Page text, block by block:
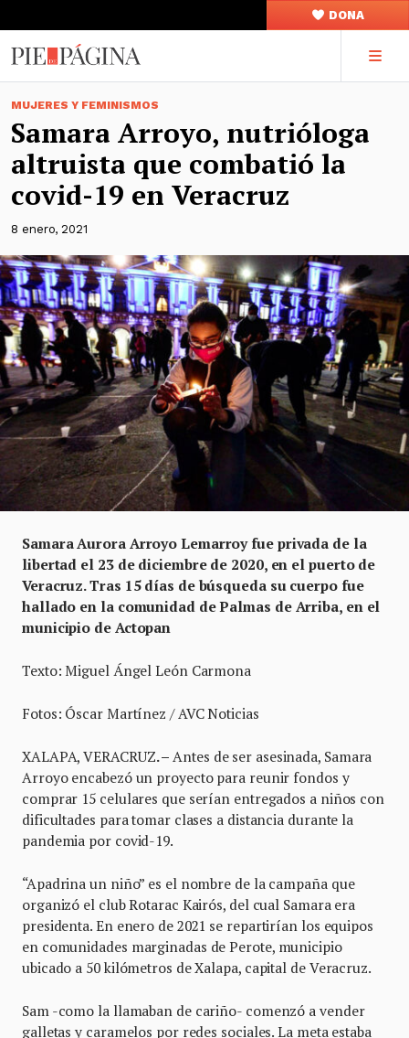
DONA
MUJERES Y FEMINISMOS
Samara Arroyo, nutrióloga
altruista que combatió la
covid-19 en Veracruz
8 enero, 2021
Samara Aurora Arroyo Lemarroy fue privada de la
libertad el 23 de diciembre de 2020, en el puerto de
Veracruz. Tras 15 días de búsqueda su cuerpo fue
hallado en la comunidad de Palmas de Arriba, en el
municipio de Actopan
Texto: Miguel Ángel León Carmona
Fotos: Óscar Martínez / AVC Noticias
XALAPA, VERACRUZ. –Antes de ser asesinada, Samara
Arroyo encabezó un proyecto para reunir fondos y
comprar 15 celulares que serían entregados a niños con
dificultades para tomar clases a distancia durante la
pandemia por covid-19.
“Apadrina un niño” es el nombre de la campaña que
organizó el club Rotarac Kairós, del cual Samara era
presidenta. En enero de 2021 se repartirían los equipos
en comunidades marginadas de Perote, municipio
ubicado a 50 kilómetros de Xalapa, capital de Veracruz.
Sam -como la llamaban de cariño- comenzó a vender
galletas y caramelos por redes sociales. La meta estaba